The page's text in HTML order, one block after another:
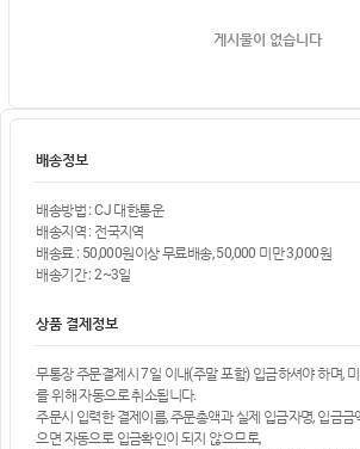
게시물이 없습니다
배송정보
배송방법 : CJ 대한통운
배송지역 : 전국지역
배송료 : 50,000원이상 무료배송, 50,000 미만 3,000원
배송기간 : 2~3일
상품 결제정보
무통장 주문결제시 7일 이내(주말 포함) 입금하셔야 하며,
를 위해 자동으로 취소됩니다.
주문시 입력한 결제이름, 주문총액과 실제 입금자명, 입금
으면 자동으로 입금확인이 되지 않으므로,